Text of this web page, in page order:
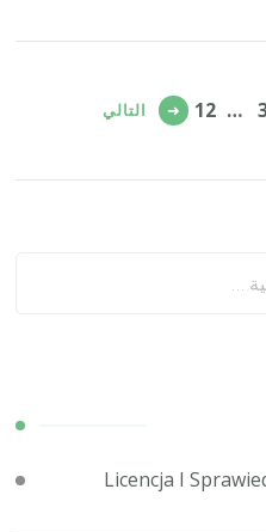
… صفحة
12 التالي
Licencja I